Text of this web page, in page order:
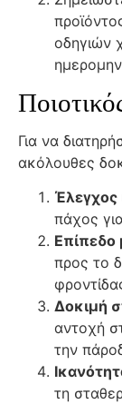
οδηγιών
Για να
ακόλουθες
Έλεγχος
πάχος
Επίπεδο
προς το
Δοκιμή
αντοχή
την
τη